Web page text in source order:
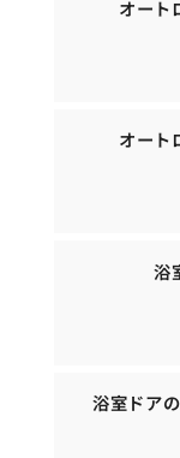
オート
オート
浴
浴室ドア